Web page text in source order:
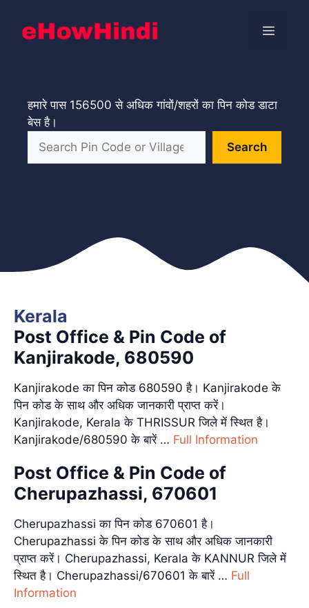
content
Menu
हमारे पास 156500 से अधिक गांवों/शहरों का पिन कोड डाटा
बेस है।
Search
Kerala
Post Office & Pin Code of
Kanjirakode, 680590
Kanjirakode का पिन कोड 680590 है। Kanjirakode के
पिन कोड के साथ और अधिक जानकारी प्राप्त करें।
Kanjirakode, Kerala के THRISSUR जिले में स्थित है।
Kanjirakode/680590 के बारें … Full Information
Post Office & Pin Code of
Cherupazhassi, 670601
Cherupazhassi का पिन कोड 670601 है।
Cherupazhassi के पिन कोड के साथ और अधिक जानकारी
प्राप्त करें। Cherupazhassi, Kerala के KANNUR जिले में
स्थित है। Cherupazhassi/670601 के बारें … Full
Information